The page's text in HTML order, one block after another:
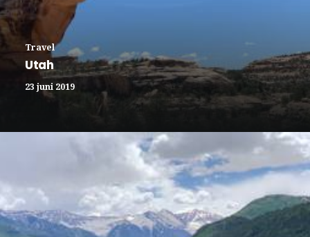
Travel
Utah
23 juni 2019